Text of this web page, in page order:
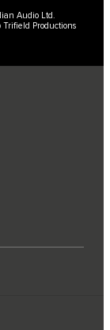
Audio Ltd.
Trifield Productions